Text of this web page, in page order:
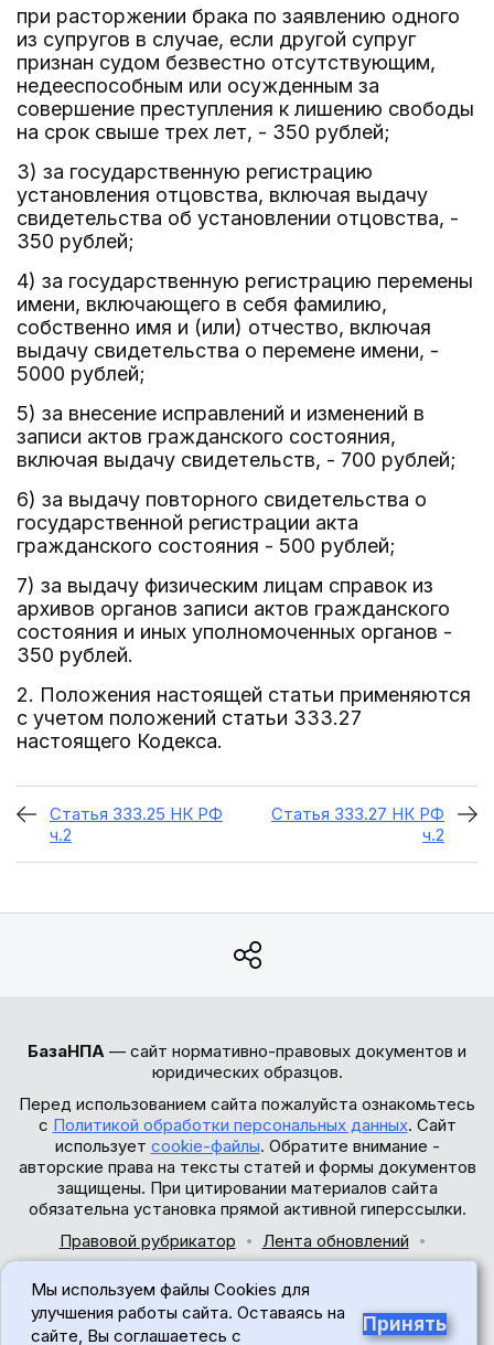
при расторжении брака по заявлению одного
из супругов в случае, если другой супруг
признан судом безвестно отсутствующим,
недееспособным или осужденным за
совершение преступления к лишению свободы
на срок свыше трех лет, - 350 рублей;
3) за государственную регистрацию
установления отцовства, включая выдачу
свидетельства об установлении отцовства, -
350 рублей;
4) за государственную регистрацию перемены
имени, включающего в себя фамилию,
собственно имя и (или) отчество, включая
выдачу свидетельства о перемене имени, -
5000 рублей;
5) за внесение исправлений и изменений в
записи актов гражданского состояния,
включая выдачу свидетельств, - 700 рублей;
6) за выдачу повторного свидетельства о
государственной регистрации акта
гражданского состояния - 500 рублей;
7) за выдачу физическим лицам справок из
архивов органов записи актов гражданского
состояния и иных уполномоченных органов -
350 рублей.
2. Положения настоящей статьи применяются
с учетом положений статьи 333.27
настоящего Кодекса.
Статья 333.25 НК РФ
ч.2
Статья 333.27 НК РФ
ч.2
БазаНПА — сайт нормативно-правовых документов и
юридических образцов.
Перед использованием сайта пожалуйста ознакомьтесь
с Политикой обработки персональных данных. Сайт
использует cookie-файлы. Обратите внимание -
авторские права на тексты статей и формы документов
защищены. При цитировании материалов сайта
обязательна установка прямой активной гиперссылки.
Правовой рубрикатор
Лента обновлений
© 2017-2026
Мы используем файлы Cookies для
улучшения работы сайта. Оставаясь на
сайте, Вы соглашаетесь с
Принять